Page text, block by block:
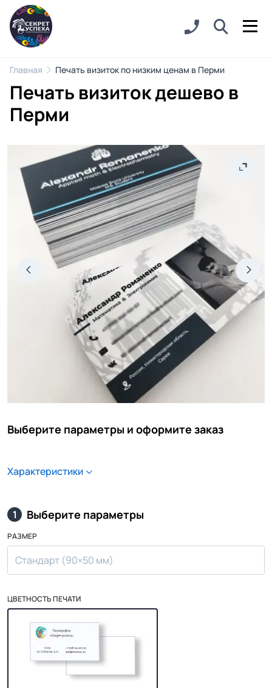
Главная Печать визиток по низким ценам в Перми
Печать визиток дешево в
Перми
Выберите параметры и оформите заказ
Характеристики
1 Выберите параметры
РАЗМЕР
Стандарт (90×50 мм)
ЦВЕТНОСТЬ ПЕЧАТИ